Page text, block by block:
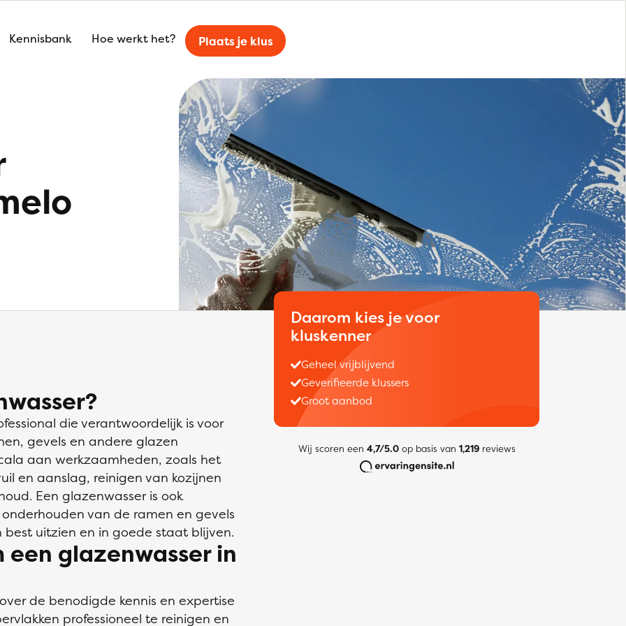
Kennisbank Hoe werkt het? Plaats je klus
die verantwoordelijk is voor
gevels en andere glazen
aan werkzaamheden, zoals het
en aanslag, reinigen van kozijnen
Een glazenwasser is ook
van de ramen en gevels
uitzien en in goede staat blijven.
glazenwasser in
de benodigde kennis en expertise
professioneel te reinigen en
Daarom kies je voor
kluskenner
Geheel vrijblijvend
Geverifieerde klussers
Groot aanbod
Wij scoren een 4,7/5.0op basis van 1,219reviews